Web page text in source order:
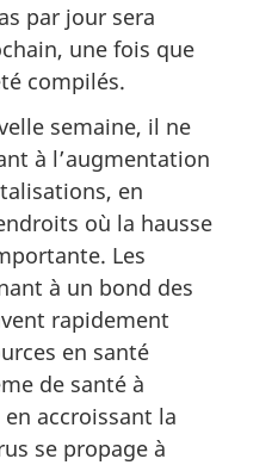
par jour sera
une fois que
compilés.
semaine, il ne
à l’augmentation
en
où la hausse
Les
à un bond des
rapidement
en santé
de santé à
accroissant la
se propage à